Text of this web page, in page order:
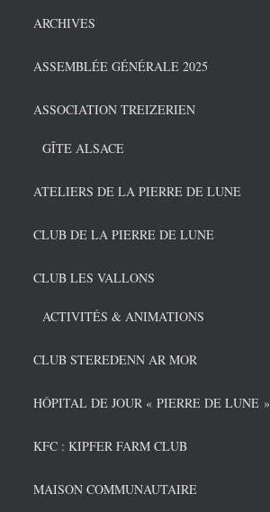
ARCHIVES
ASSEMBLÉE GÉNÉRALE 2025
ASSOCIATION TREIZERIEN
GÎTE ALSACE
ATELIERS DE LA PIERRE DE LUNE
CLUB DE LA PIERRE DE LUNE
CLUB LES VALLONS
ACTIVITÉS & ANIMATIONS
CLUB STEREDENN AR MOR
HÔPITAL DE JOUR « PIERRE DE LUNE »
KFC : KIPFER FARM CLUB
MAISON COMMUNAUTAIRE